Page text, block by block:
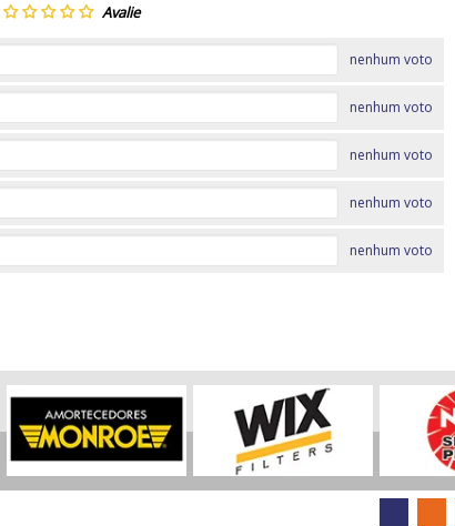
nenhum voto
nenhum voto
nenhum voto
nenhum voto
nenhum voto